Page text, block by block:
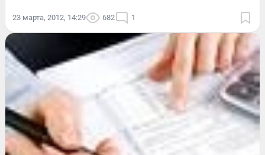
23 марта, 2012, 14:29 682 1